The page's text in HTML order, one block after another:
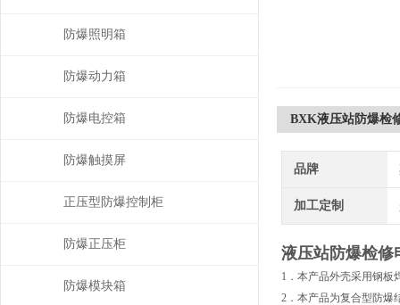
BXK液压站防爆检
品牌
加工定制
液压站防爆检修
1．本产品外壳采用钢板
2．本产品为复合型防爆
防爆照明箱
防爆动力箱
防爆电控箱
防爆触摸屏
正压型防爆控制柜
防爆正压柜
防爆模块箱